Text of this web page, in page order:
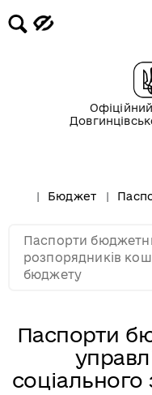
Бюджет
Паспорти
Паспорти
розпорядників
бюджету
Мапа